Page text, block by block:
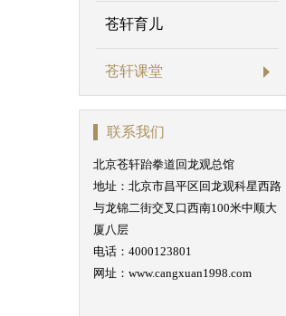
苍轩育儿
苍轩课堂
联系我们
北京苍轩跆拳道回龙观总馆
地址：北京市昌平区回龙观科星西路
与龙锦二街交叉口西南100米中顺大
厦八层
电话：4000123801
网址：www.cangxuan1998.com